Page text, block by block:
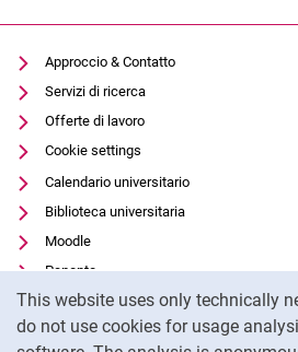
This website uses only technically
do not use cookies for usage
Approccio & Contatto
Servizi di ricerca
Offerte di lavoro
Cookie settings
Calendario universitario
Biblioteca universitaria
Moodle
Panopto
Protezione dei dati
Accessibilità